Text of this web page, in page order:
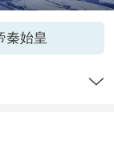
秦始皇